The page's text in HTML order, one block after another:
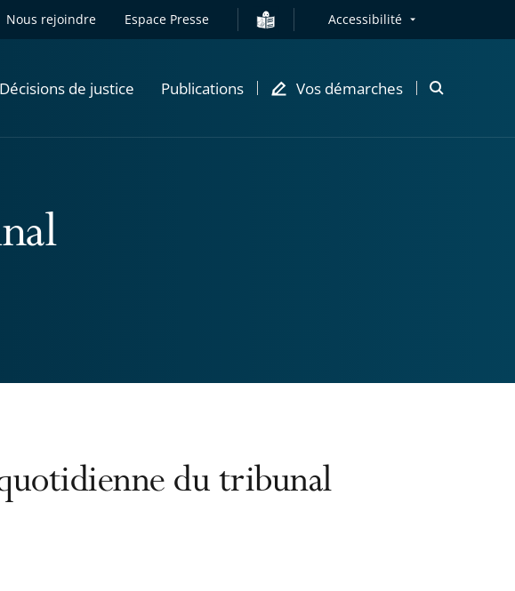
Nous rejoindre Espace Presse Accessibilité
Décisions de justice Publications Vos démarches
Ouvrir
du tribunal